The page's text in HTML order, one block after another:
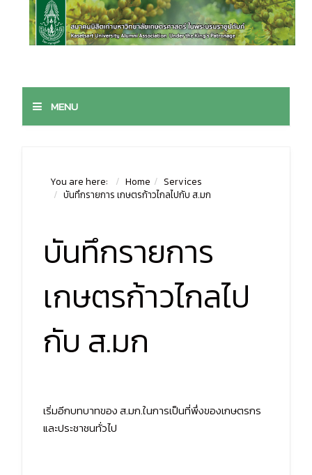
MENU
You are here: Home
Services
บันทึกรายการ เกษตรก้าวไกลไปกับ ส.มก
บันทึกรายการ
เกษตรก้าวไกลไป
กับ ส.มก
เริ่มอีกบทบาทของ ส.มก.ในการเป็นที่พึ่งของเกษตรกร
และประชาชนทั่วไป